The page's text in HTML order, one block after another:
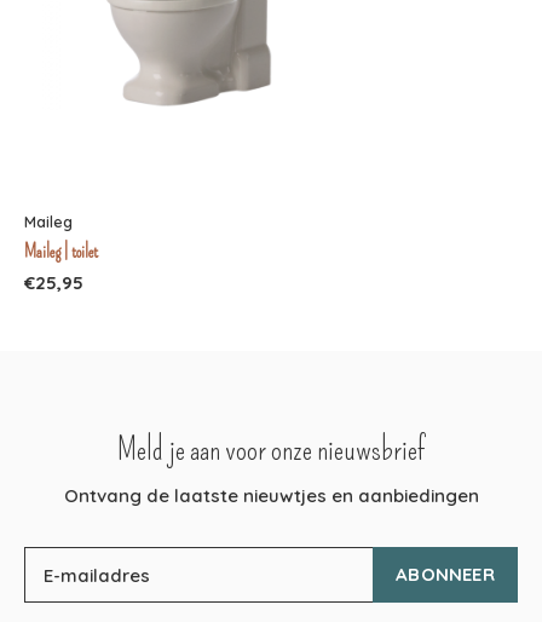
Maileg
Maileg | toilet
€25,95
Meld je aan voor onze nieuwsbrief
Ontvang de laatste nieuwtjes en aanbiedingen
ABONNEER